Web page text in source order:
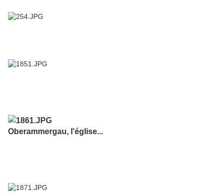
Oberammergau, l'église...